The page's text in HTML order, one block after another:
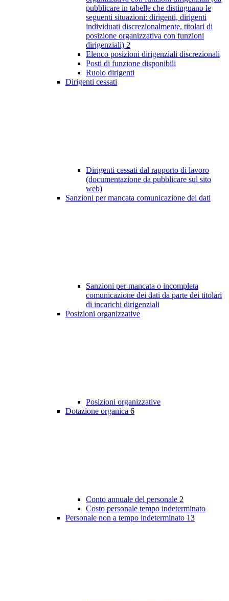
pubblicare in tabelle che distinguano le
seguenti situazioni: dirigenti, dirigenti
individuati discrezionalmente, titolari di
posizione organizzativa con funzioni
dirigenziali) 2
Elenco posizioni dirigenziali discrezionali
Posti di funzione disponibili
Ruolo dirigenti
Dirigenti cessati
Dirigenti cessati dal rapporto di lavoro
(documentazione da pubblicare sul sito
web)
Sanzioni per mancata comunicazione dei dati
Sanzioni per mancata o incompleta
comunicazione dei dati da parte dei titolari
di incarichi dirigenziali
Posizioni organizzative
Posizioni organizzative
Dotazione organica 6
Conto annuale del personale 2
Costo personale tempo indeterminato
Personale non a tempo indeterminato 13